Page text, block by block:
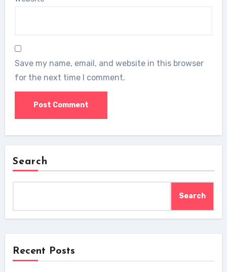
Save my name, email, and website in this browser
for the next time I comment.
Search
Search
Recent Posts